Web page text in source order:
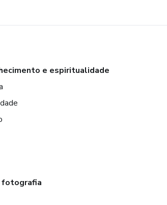
e espiritualidade
fotografia